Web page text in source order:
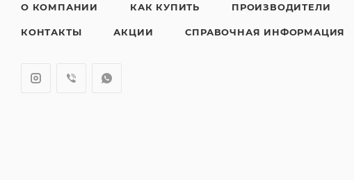
О КОМПАНИИ КАК КУПИТЬ ПРОИЗВОДИТЕЛИ
КОНТАКТЫ АКЦИИ СПРАВОЧНАЯ ИНФОРМАЦИЯ